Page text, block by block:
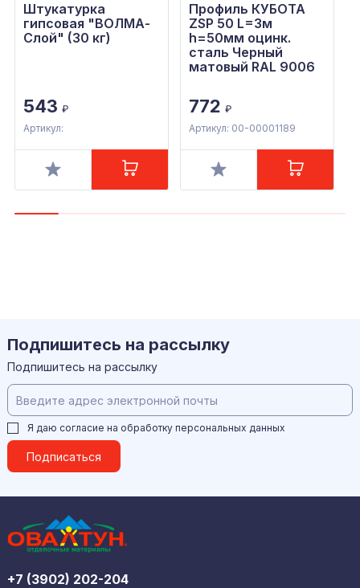
Штукатурка
гипсовая "ВОЛМА-
Слой" (30 кг)
543 ₽
Артикул:
Профиль КУБОТА
ZSP 50 L=3м
h=50мм оцинк.
сталь Черный
матовый RAL 9006
772 ₽
Артикул: 00-00001189
Подпишитесь на рассылку
Подпишитесь на рассылку
Я даю согласие на обработку персональных данных
Подписаться
+7 (3902) 202-204